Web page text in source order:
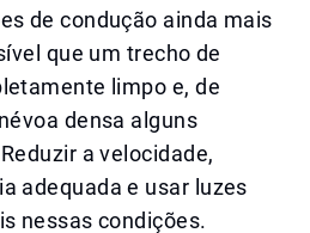
de condução ainda mais
que um trecho de
limpo e, de
densa alguns
a velocidade,
adequada e usar luzes
nessas condições.